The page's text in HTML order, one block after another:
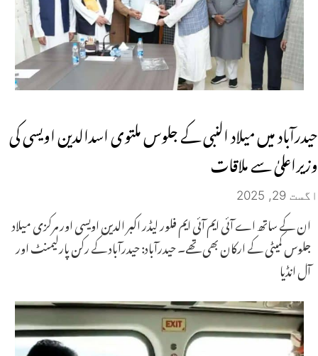
حیدرآباد میں میلاد النبی کے جلوس ملتوی اسدالدین اویسی کی
وزیراعلیٰ سے ملاقات
اگست 29, 2025
ان کے ساتھ اے آئی ایم آئی ایم فلور لیڈر اکبر الدین اویسی اور مرکزی میلاد
جلوس کمیٹی کے ارکان بھی تھے۔ حیدرآباد: حیدرآباد کے رکن پارلیمنٹ اور
آل انڈیا